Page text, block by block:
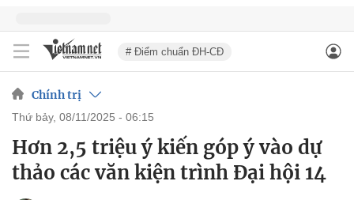
# Điểm chuẩn ĐH-CĐ
Chính trị
thứ bảy, 08/11/2025 - 06:15
Hơn 2,5 triệu ý kiến góp ý vào dự
thảo các văn kiện trình Đại hội 14